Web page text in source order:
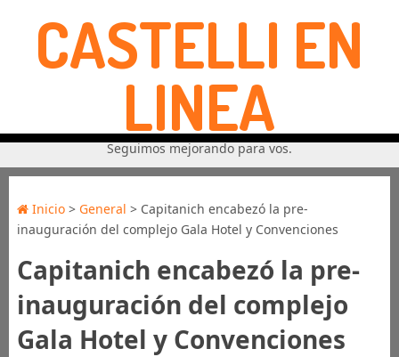
CASTELLI EN
LINEA
Seguimos mejorando para vos.
Inicio> General > Capitanich encabezó la pre-
inauguración del complejo Gala Hotel y Convenciones
Capitanich encabezó la pre-
inauguración del complejo
Gala Hotel y Convenciones